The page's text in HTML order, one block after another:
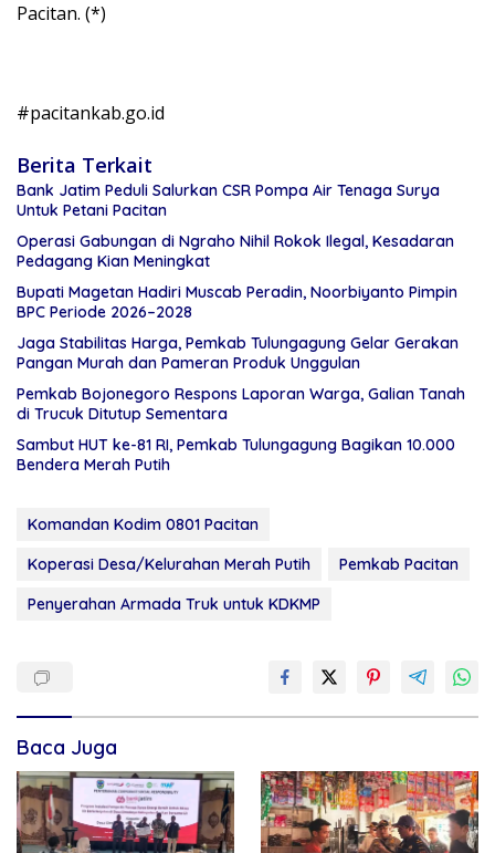
Pacitan. (*)
#pacitankab.go.id
Berita Terkait
Bank Jatim Peduli Salurkan CSR Pompa Air Tenaga Surya
Untuk Petani Pacitan
Operasi Gabungan di Ngraho Nihil Rokok Ilegal, Kesadaran
Pedagang Kian Meningkat
Bupati Magetan Hadiri Muscab Peradin, Noorbiyanto Pimpin
BPC Periode 2026–2028
Jaga Stabilitas Harga, Pemkab Tulungagung Gelar Gerakan
Pangan Murah dan Pameran Produk Unggulan
Pemkab Bojonegoro Respons Laporan Warga, Galian Tanah
di Trucuk Ditutup Sementara
Sambut HUT ke-81 RI, Pemkab Tulungagung Bagikan 10.000
Bendera Merah Putih
Komandan Kodim 0801 Pacitan
Koperasi Desa/Kelurahan Merah Putih
Pemkab Pacitan
Penyerahan Armada Truk untuk KDKMP
Baca Juga